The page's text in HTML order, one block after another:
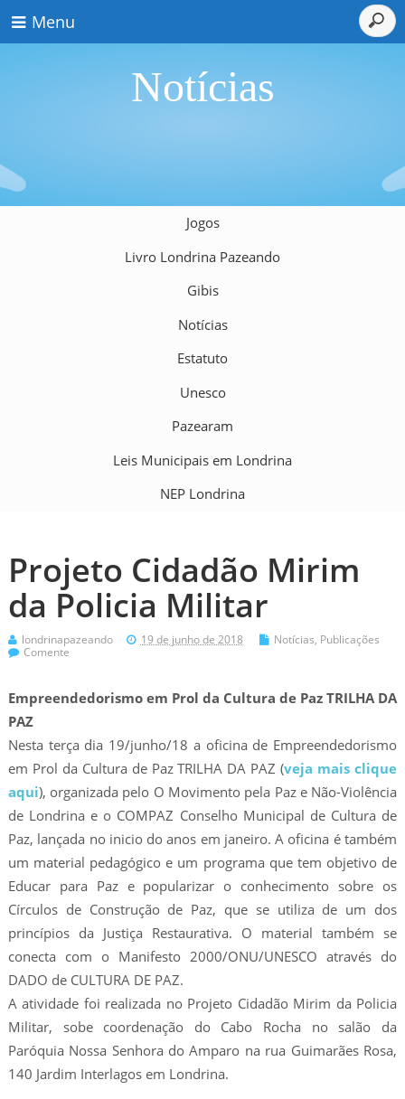
Menu
Notícias
Jogos
Livro Londrina Pazeando
Gibis
Notícias
Estatuto
Unesco
Pazearam
Leis Municipais em Londrina
NEP Londrina
Projeto Cidadão Mirim
da Policia Militar
londrinapazeando 19 de junho de 2018 Notícias, Publicações
Comente
Empreendedorismo em Prol da Cultura de Paz TRILHA DA
PAZ
Nesta terça dia 19/junho/18 a oficina de Empreendedorismo
em Prol da Cultura de Paz TRILHA DA PAZ (veja mais clique
aqui), organizada pelo O Movimento pela Paz e Não-Violência
de Londrina e o COMPAZ Conselho Municipal de Cultura de
Paz, lançada no inicio do anos em janeiro. A oficina é também
um material pedagógico e um programa que tem objetivo de
Educar para Paz e popularizar o conhecimento sobre os
Círculos de Construção de Paz, que se utiliza de um dos
princípios da Justiça Restaurativa. O material também se
conecta com o Manifesto 2000/ONU/UNESCO através do
DADO de CULTURA DE PAZ.
A atividade foi realizada no Projeto Cidadão Mirim da Policia
Militar, sobe coordenação do Cabo Rocha no salão da
Paróquia Nossa Senhora do Amparo na rua Guimarães Rosa,
140 Jardim Interlagos em Londrina.